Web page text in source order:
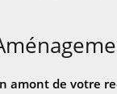
amont de votre